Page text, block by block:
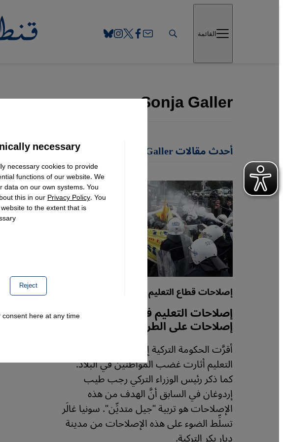
Direkt zum Inhalt springen
القائمة
Sonja Galler
أحدث مقالات Sonja Galler
إصلاحات قطاع التعليم في تركيا
إصلاحات التعليم في تركيا......هل هي
إصلاحات على الطريقة الإردوغانية؟
أقرَّت الحكومة التركية إصلاحات في قطاع
التعليم أثارت غضب المواطنين في البلاد.
كما ذكر رئيس الوزراء التركي رجب طيب
إردوغان في السابق أنَّ الهدف من هذه
الإصلاحات هو تربية "جيل متديِّن". سونيا غالَر
تسلِّط الضوء على هذه الإصلاحات من مدينة
necessary
necessary cookies to provide
functions of our website. We
data on our own systems. You
this in ourPrivacy Policy. You
to the extent that is
Reject
here at any time.